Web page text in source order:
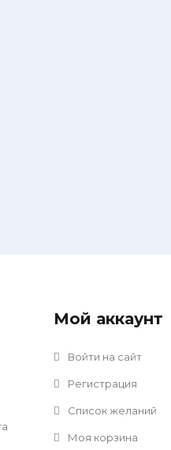
Мой аккаунт
Войти на сайт
Регистрация
Список желаний
Моя корзина